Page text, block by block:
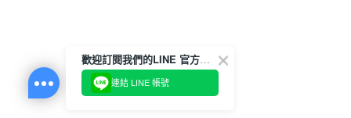
歡迎訂閱我們的LINE 官方帳號
連結 LINE 帳號